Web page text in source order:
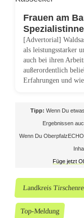
Frauen am
[Advertorial]
als leistungsstarker
auch bei ihren
außerordentlich
Erfahrungen und
Tipp: Wenn Du
Ergebnissen
Wenn Du
Füge jetzt
Landkreis
Top-Meldung